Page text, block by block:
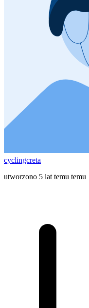
cyclingcreta
utworzono 5 lat temu temu